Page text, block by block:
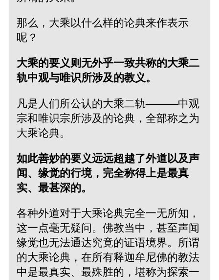
那么，大乘以什么样的论典来作表示
呢？
大乘的要义则无外乎一致共称的大乘二
轨中观与唯识所涉及的教义。
凡是人们所公认的大乘二轨———中观
宗和唯识宗所涉及的论典，全部称之为
大乘论典。
如此善妙的要义远远超越了外道以及声
闻、缘觉的行境，完全称得上是最真
实、最甚深的。
各种外道对于大乘论典完全一无所知，
这一点毫无疑问。佛教当中，甚至声闻
缘觉也无法通达究竟的证语境界。所谓
的大乘论典，在所有释迦牟尼佛的教法
中是最真实、最殊胜的，堪称为探索一